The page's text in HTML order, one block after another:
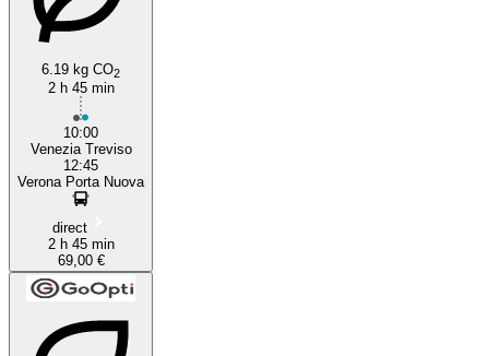
Verona
6.19 kg CO2
2 h 45 min
10:00
Venezia Treviso
12:45
Verona Porta Nuova
direct
2 h 45 min
69,00 €